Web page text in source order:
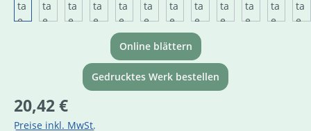
Online blättern
Gedrucktes Werk bestellen
Regulärer Preis:
20,42 €
Preise inkl. MwSt.